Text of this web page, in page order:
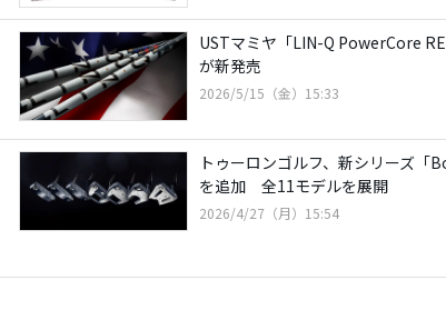
USTマミヤ「LIN-Q PowerCore
が新発売
2026/5/15（金）15:33
トゥーロンゴルフ、新シリーズ「
を追加 全11モデルを展開
2026/4/27（月）15:54